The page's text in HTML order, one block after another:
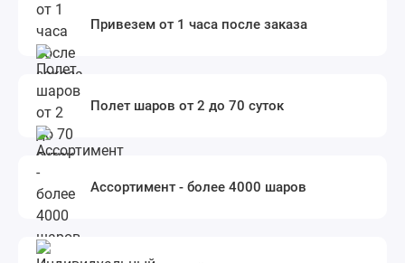
Привезем от 1 часа после заказа
Полет шаров от 2 до 70 суток
Ассортимент - более 4000 шаров